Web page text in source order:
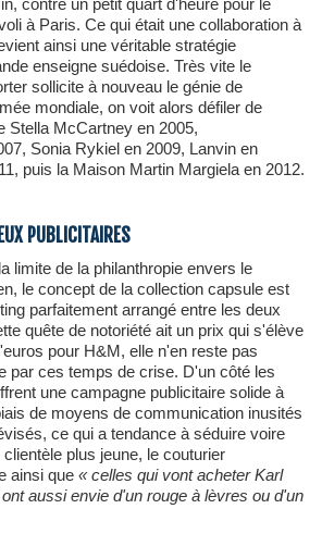
à Paris. Ce qui était une collaboration à
ainsi une véritable stratégie
enseigne suédoise. Très vite le
sollicite à nouveau le génie de
mondiale, on voit alors défiler de
Stella McCartney en 2005,
Sonia Rykiel en 2009, Lanvin en
puis la Maison Martin Margiela en 2012.
PUBLICITAIRES
le concept de la collection capsule est
parfaitement arrangé entre les deux
quête de notoriété ait un prix qui s'élève
pour H&M, elle n'en reste pas
par ces temps de crise. D'un côté les
une campagne publicitaire solide à
de moyens de communication inusités
ce qui a tendance à séduire voire
plus jeune, le couturier
ainsi que « celles qui vont acheter Karl
aussi envie d'un rouge à lèvres ou d'un